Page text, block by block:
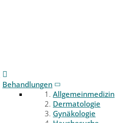
Behandlungen
Allgemeinmedizin
Dermatologie
Gynäkologie